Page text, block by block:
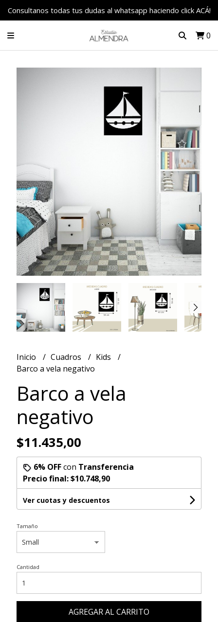
Consultanos todas tus dudas al whatsapp haciendo click ACÁ!
0
Inicio Cuadros
Kids
Barco a vela negativo
Barco a vela
negativo
$11.435,00
6% OFFcon Transferencia
Precio final:$10.748,90
Ver cuotas y descuentos
Tamaño
Cantidad
AGREGAR AL CARRITO